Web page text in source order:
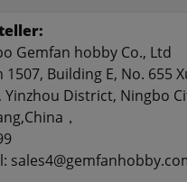
Gemfan hobby Co., Ltd
1507, Building E, No. 655
Yinzhou District, Ningbo
，